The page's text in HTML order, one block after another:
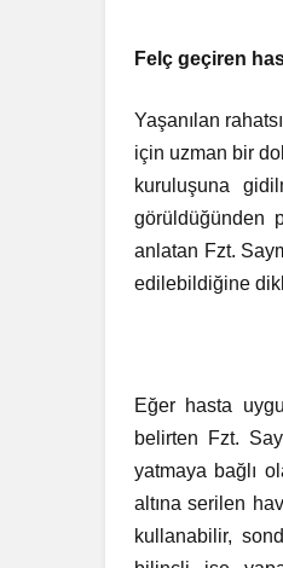
Felç geçiren
Yaşanılan
için uzman bir
kuruluşuna
görüldüğünden
anlatan Fzt.
edilebildiğine
Eğer hasta
belirten Fzt.
yatmaya bağlı
altına serilen
kullanabilir,